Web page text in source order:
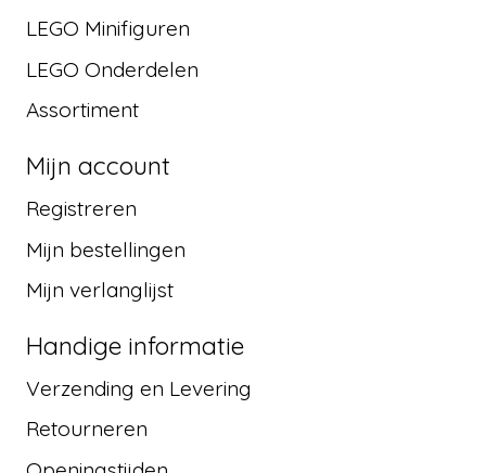
LEGO Minifiguren
LEGO Onderdelen
Assortiment
Mijn account
Registreren
Mijn bestellingen
Mijn verlanglijst
Handige informatie
Verzending en Levering
Retourneren